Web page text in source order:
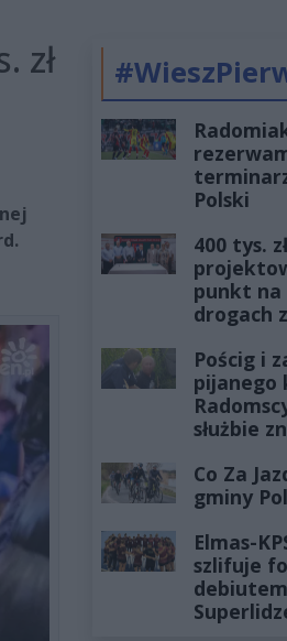
zł
Polski
400 tys.
punkt na
drogach
Pościg i
pijanego
służbie
Co Za
gminy
Elmas-
szlifuje